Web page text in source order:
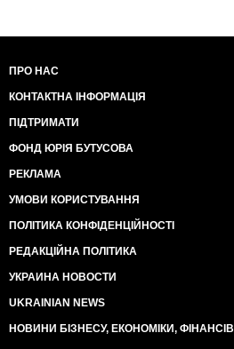
ПРО НАС
КОНТАКТНА ІНФОРМАЦІЯ
ПІДТРИМАТИ
ФОНД ЮРІЯ БУТУСОВА
РЕКЛАМА
УМОВИ КОРИСТУВАННЯ
ПОЛІТИКА КОНФІДЕНЦІЙНОСТІ
РЕДАКЦІЙНА ПОЛІТИКА
УКРАИНА НОВОСТИ
UKRAINIAN NEWS
НОВИНИ БІЗНЕСУ, ЕКОНОМІКИ, ФІНАНСІВ